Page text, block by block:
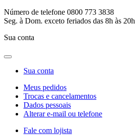
Número de telefone 0800 773 3838
Seg. à Dom. exceto feriados das 8h às 20h
Sua conta
Sua conta
Meus pedidos
Trocas e cancelamentos
Dados pessoais
Alterar e-mail ou telefone
Fale com lojista